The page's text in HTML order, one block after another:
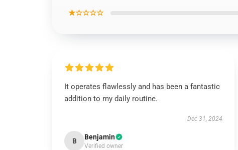
★☆☆☆☆
It operates flawlessly and has been a fantastic
addition to my daily routine.
Dec 31, 2024
B Benjamin
Verified owner